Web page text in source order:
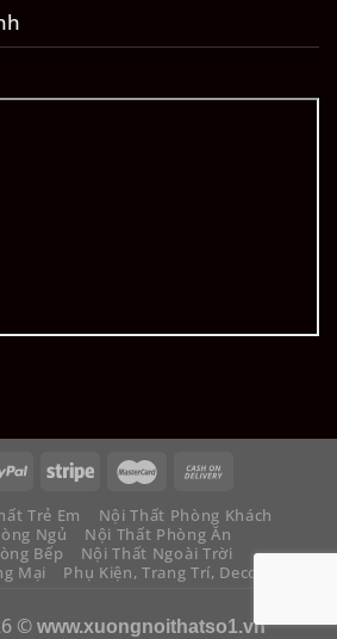
Trẻ Em
Nội Thất Phòng Khách
Ngủ
Nội Thất Phòng Ăn
Bếp
Nội Thất Ngoài Trời
Mại
Phụ Kiện, Trang Trí, Decor
© www.xuongnoithatso1.vn